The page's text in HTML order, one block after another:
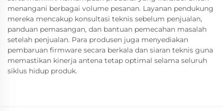
menangani berbagai volume pesanan. Layanan pendukung
mereka mencakup konsultasi teknis sebelum penjualan,
panduan pemasangan, dan bantuan pemecahan masalah
setelah penjualan. Para produsen juga menyediakan
pembaruan firmware secara berkala dan siaran teknis guna
memastikan kinerja antena tetap optimal selama seluruh
siklus hidup produk.